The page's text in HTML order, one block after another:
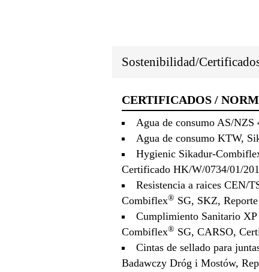
Sostenibilidad/
CERTIFICADOS /
Agua de consumo AS/
Agua de consumo KTW,
Hygienic Sikadur-
Certificado HK/W/0734/01/
Resistencia a raices CEN/
Combiflex® SG, SKZ,
Cumplimiento Sanitario
Combiflex® SG, CARSO,
Cintas de sellado para
Badawczy Dróg i Mostów,